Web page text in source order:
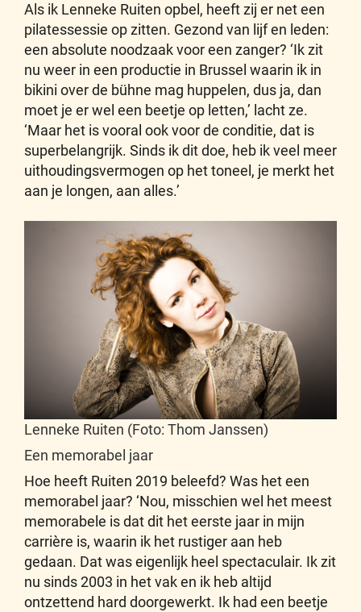
Als ik Lenneke Ruiten opbel, heeft zij er net een
pilatessessie op zitten. Gezond van lijf en leden:
een absolute noodzaak voor een zanger? ‘Ik zit
nu weer in een productie in Brussel waarin ik in
bikini over de bühne mag huppelen, dus ja, dan
moet je er wel een beetje op letten,’ lacht ze.
‘Maar het is vooral ook voor de conditie, dat is
superbelangrijk. Sinds ik dit doe, heb ik veel meer
uithoudingsvermogen op het toneel, je merkt het
aan je longen, aan alles.’
Lenneke Ruiten (Foto: Thom Janssen)
Een memorabel jaar
Hoe heeft Ruiten 2019 beleefd? Was het een
memorabel jaar? ‘Nou, misschien wel het meest
memorabele is dat dit het eerste jaar in mijn
carrière is, waarin ik het rustiger aan heb
gedaan. Dat was eigenlijk heel spectaculair. Ik zit
nu sinds 2003 in het vak en ik heb altijd
ontzettend hard doorgewerkt. Ik had een beetje